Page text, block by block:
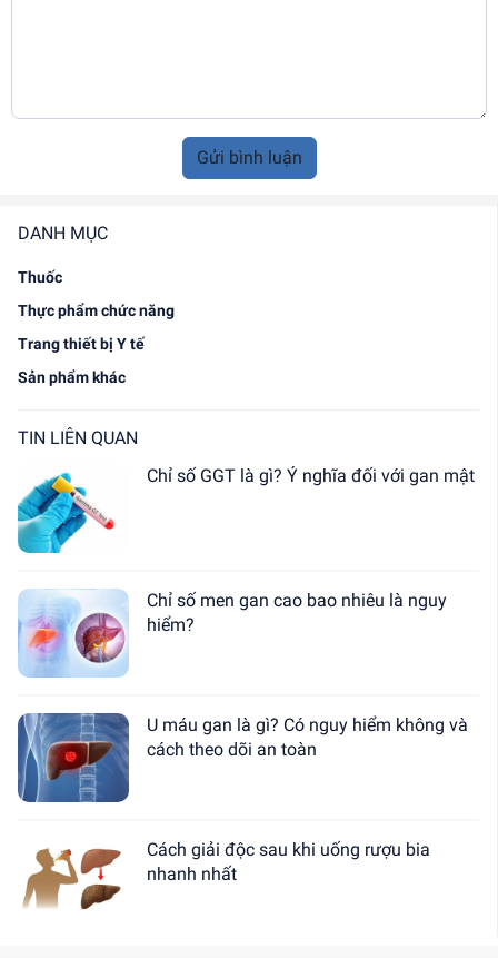
DANH MỤC
Thuốc
Thực phẩm chức năng
Trang thiết bị Y tế
Sản phẩm khác
TIN LIÊN QUAN
Chỉ số GGT là gì? Ý nghĩa đối với gan mật
Chỉ số men gan cao bao nhiêu là nguy
hiểm?
U máu gan là gì? Có nguy hiểm không và
cách theo dõi an toàn
Cách giải độc sau khi uống rượu bia
nhanh nhất
Gửi bình luận